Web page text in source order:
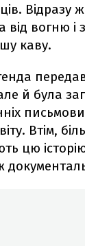
Відразу
від вогню і
каву.
й була
Втім,
цю